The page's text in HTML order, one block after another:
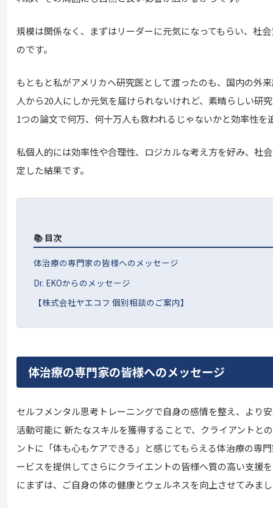
規模は関係なく、まずはリーダーに元気になってもらい、社
のです。
もともと私がアメリカへ研究医として渡ったのも、国内の外
人から20人にしか元気を届けられないけれど、素晴らしい研
1つの論文で何万、何十万人も救われるじゃないかと効率性を
私個人的には効率性や合理性、ロジカルな考え方を好み、社
定した結果です。
📚 目次
体治療の専門家の皆様へのメッセージ
Dr. EKOからのメッセージ
【株式会社ヤエコフ 個別相談のご案内】
体治療の専門家の皆様へのメッセージ
セルフメンタル思考トレーニングで自身の感情を整え、より
活動可能に 新たなスキルを獲得することで、クライアントと
ントに「体も心もケアできる」と感じてもらえる体治療の専
ービスを提供してさらにクライエントの皆様へ質の高い支援
にまずは、ご自身の体の健康とウェルネスを向上させてみま